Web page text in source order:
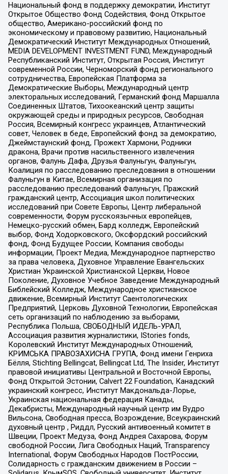
Национальный фонд в поддержку демократии, Институт
Открытое Общество Фонд Содействия, Фонд Открытое
общество, Американо-российский фонд по
экономическому и правовому развитию, Национальный
Демократический Институт Международных Отношений,
MEDIA DEVELOPMENT INVESTMENT FUND, Международный
Республиканский Институт, Открытая Россия, Институт
современной России, Черноморский фонд регионального
сотрудничества, Европейская Платформа за
Демократические Выборы, Международный центр
электоральных исследований, Германский фонд Маршалла
Соединенных Штатов, Тихоокеанский центр защиты
окружающей среды и природных ресурсов, Свободная
Россия, Всемирный конгресс украинцев, Атлантический
совет, Человек в беде, Европейский фонд за демократию,
Джеймстаунский фонд, Прожект Хармони, Родники
дракона, Врачи против насильственного извлечения
органов, Фалунь Дафа, Друзья Фалуньгун, Фалуньгун,
Коалиция по расследованию преследования в отношении
Фалуньгун в Китае, Всемирная организация по
расследованию преследований Фалуньгун, Пражский
гражданский центр, Ассоциация школ политических
исследований при Совете Европы, Центр либеральной
современности, Форум русскоязычных европейцев,
Немецко-русский обмен, Бард колледж, Европейский
выбор, Фонд Ходорковского, Оксфордский российский
фонд, Фонд Будущее России, Компания свободы
информации, Проект Медиа, Международное партнерство
за права человека, Духовное Управление Евангельских
Христиан Украинской Христианской Церкви, Новое
Поколение, Духовное Учебное Заведение Международный
Библейский Колледж, Международное христианское
движение, Всемирный Институт Саентологических
Предприятий, Церковь Духовной Технологии, Европейская
сеть организаций по наблюдению за выборами,
Республика Польша, СВОБОДНЫЙ ИДЕЛЬ-УРАЛ,
Ассоциация развития журналистики, IStories fonds,
Королевский Институт Международных Отношений,
КРИМСЬКА ПРАВОЗАХИСНА ГРУПА, Фонд имени Генриха
Бёлля, Stichting Bellingcat, Bellingcat Ltd, The Insider, Институт
правовой инициативы Центральной и Восточной Европы,
Фонд Открытой Эстонии, Calvert 22 Foundation, Канадский
украинский конгресс, Институт Макдональда-Лорье,
Украинская национальная федерация Канады,
Декабристы, Международный научный центр им Вудро
Вильсона, Свободная пресса, Возрождение, Всеукраинский
духовный центр , Риддл, Русский антивоенный комитет в
Швеции, Проект Медуза, Фонд Андрея Сахарова, Форум
свободной России, Лига Свободных Наций, Transparеncy
International, Форум Свободных Народов ПостРоссии,
Солидарность с гражданским движением в России –